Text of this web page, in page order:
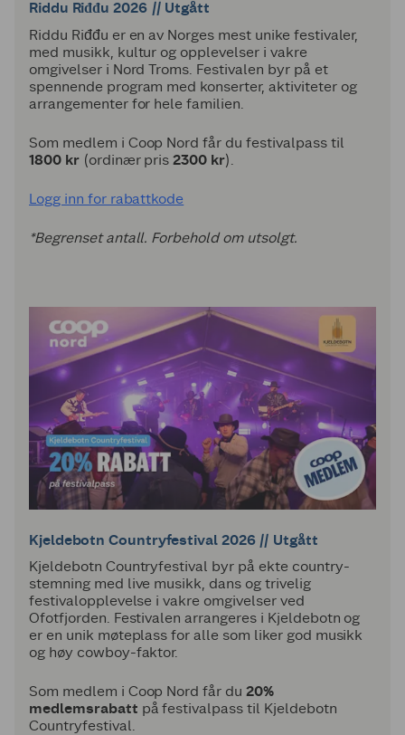
Riddu Riđđu 2026 // Utgått
Riddu Riđđu er en av Norges mest unike festivaler,
med musikk, kultur og opplevelser i vakre
omgivelser i Nord Troms. Festivalen byr på et
spennende program med konserter, aktiviteter og
arrangementer for hele familien.
Som medlem i Coop Nord får du festivalpass til
1800 kr(ordinær pris2300 kr).
Logg inn for rabattkode
*Begrenset antall. Forbehold om utsolgt.
Kjeldebotn Countryfestival 2026 // Utgått
Kjeldebotn Countryfestival byr på ekte country-
stemning med live musikk, dans og trivelig
festivalopplevelse i vakre omgivelser ved
Ofotfjorden. Festivalen arrangeres i Kjeldebotn og
er en unik møteplass for alle som liker god musikk
og høy cowboy-faktor.
Som medlem i Coop Nord får du20%
medlemsrabatt på festivalpass til Kjeldebotn
Countryfestival.